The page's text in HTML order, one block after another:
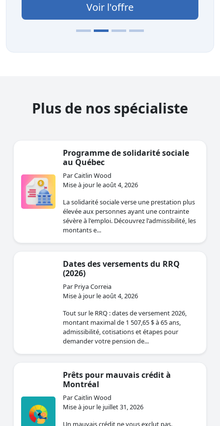
Voir l'offre
Plus de nos spécialiste
Programme de solidarité sociale
au Québec
Par Caitlin Wood
Mise à jour le août 4, 2026
La solidarité sociale verse une prestation plus
élevée aux personnes ayant une contrainte
sévère à l'emploi. Découvrez l'admissibilité, les
montants e...
Dates des versements du RRQ
(2026)
Par Priya Correia
Mise à jour le août 4, 2026
Tout sur le RRQ : dates de versement 2026,
montant maximal de 1 507,65 $ à 65 ans,
admissibilité, cotisations et étapes pour
demander votre pension de...
Prêts pour mauvais crédit à
Montréal
Par Caitlin Wood
Mise à jour le juillet 31, 2026
Un mauvais crédit ne vous exclut pas.